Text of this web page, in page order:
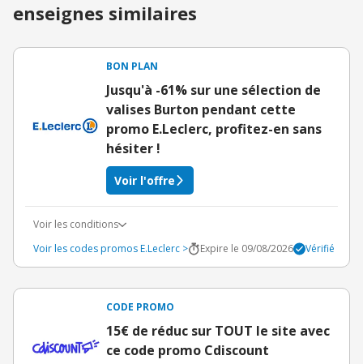
enseignes similaires
BON PLAN
Jusqu'à -61% sur une sélection de
valises Burton pendant cette
promo E.Leclerc, profitez-en sans
hésiter !
Voir l'offre
Voir les conditions
Voir les codes promos E.Leclerc >
Expire le 09/08/2026 Vérifié
CODE PROMO
15€ de réduc sur TOUT le site avec
ce code promo Cdiscount